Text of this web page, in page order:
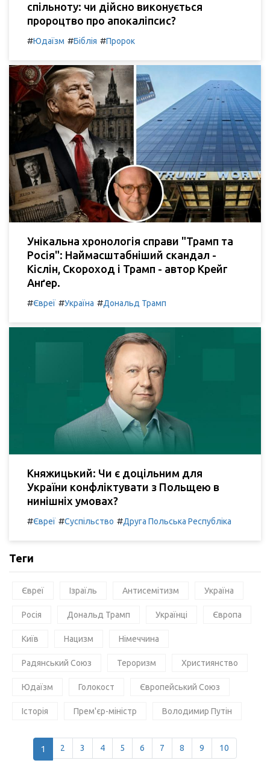
спільноту: чи дійсно виконується
пророцтво про апокаліпсис?
#Юдаїзм #Біблія #Пророк
Унікальна хронологія справи "Трамп та
Росія": Наймасштабніший скандал -
Кіслін, Скороход і Трамп - автор Крейг
Анґер.
#Євреї #Україна #Дональд Трамп
Княжицький: Чи є доцільним для
України конфліктувати з Польщею в
нинішніх умовах?
#Євреї #Суспільство #Друга Польська Республіка
Теги
Євреї Ізраїль Антисемітизм Україна
Росія Дональд Трамп Українці Європа
Київ Нацизм Німеччина
Радянський Союз Тероризм Християнство
Юдаїзм Голокост Європейський Союз
Історія Прем'єр-міністр Володимир Путін
1 2 3 4 5 6 7 8 9 10